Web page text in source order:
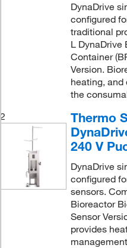
DynaDrive
configured
traditional
L DynaDrive
Container
Version.
heating,
the
2
Thermo
240 V
DynaDrive
configured
sensors.
Bioreactor
Sensor
provides